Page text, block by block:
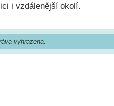
i vzdálenější okolí.
vyhrazena.